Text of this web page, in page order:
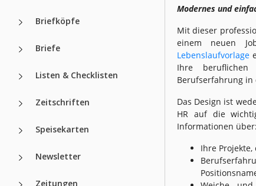
Briefköpfe
Briefe
Listen & Checklisten
Zeitschriften
Speisekarten
Newsletter
Zeitungen
Modernes und
Mit dieser
einem neuen
Lebenslaufvorlage
Ihre
Berufserfahrung in
Das Design ist
HR auf die
Informationen über:
Ihre